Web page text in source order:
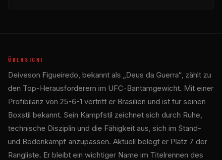
ÜBERSICHT
Deiveson Figueiredo, bekannt als „Deus da Guerra“, zählt zu
den Top-Herausforderern im UFC-Bantamgewicht. Mit einer
Profibilanz von 25-6-1 vertritt er Brasilien und ist für seinen
Boxstil bekannt. Sein Kampfstil zeichnet sich durch Ruhe,
technische Disziplin und die Fähigkeit aus, sich im Stand-
und Bodenkampf anzupassen. Aktuell belegt er Platz 7 der
Rangliste. Er bleibt ein wichtiger Name im Titelrennen des